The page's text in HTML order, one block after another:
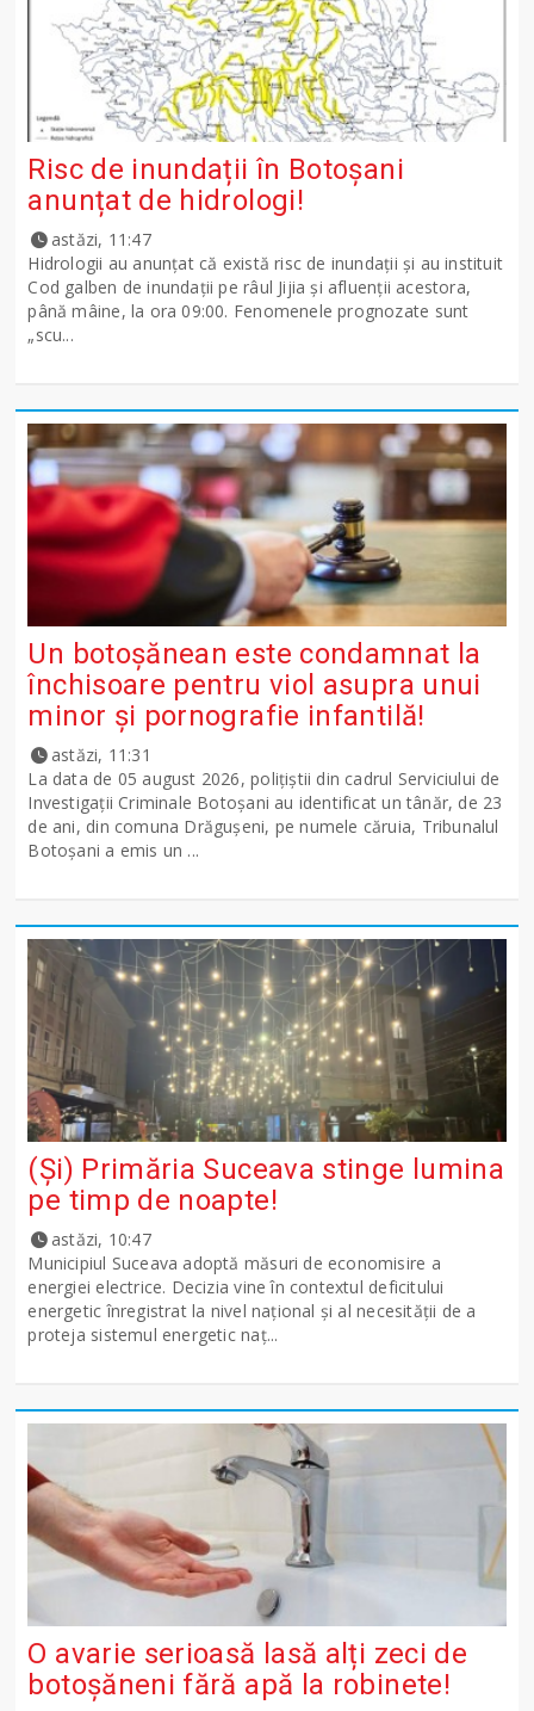
Risc de inundații în Botoșani
anunțat de hidrologi!
astăzi, 11:47
Hidrologii au anunțat că există risc de inundații și au instituit
Cod galben de inundații pe râul Jijia și afluenții acestora,
până mâine, la ora 09:00. Fenomenele prognozate sunt
„scu...
Un botoșănean este condamnat la
închisoare pentru viol asupra unui
minor și pornografie infantilă!
astăzi, 11:31
La data de 05 august 2026, polițiștii din cadrul Serviciului de
Investigații Criminale Botoșani au identificat un tânăr, de 23
de ani, din comuna Drăgușeni, pe numele căruia, Tribunalul
Botoșani a emis un ...
(Și) Primăria Suceava stinge lumina
pe timp de noapte!
astăzi, 10:47
Municipiul Suceava adoptă măsuri de economisire a
energiei electrice. Decizia vine în contextul deficitului
energetic înregistrat la nivel național și al necesității de a
proteja sistemul energetic naț...
O avarie serioasă lasă alți zeci de
botoșăneni fără apă la robinete!